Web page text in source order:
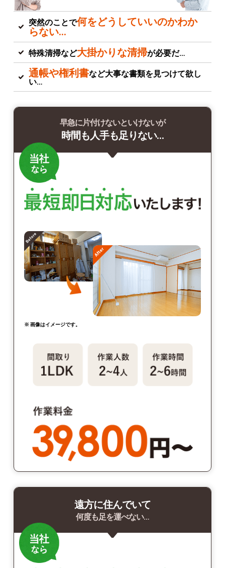
突然のことで何をどうしていいのかわか
らない…
特殊清掃など大掛かりな清掃が必要だ…
通帳や権利書など大事な書類を見つけて欲し
い…
早急に片付けないといけないが
時間も人手も足りない…
※ 画像はイメージです。
遠方に住んでいて
何度も足を運べない…